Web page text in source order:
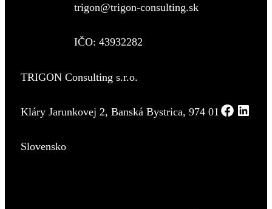
trigon@trigon-consulting.sk
IČO: 43932282
TRIGON Consulting s.r.o.
Kláry Jarunkovej 2, Banská Bystrica, 974 01
Slovensko